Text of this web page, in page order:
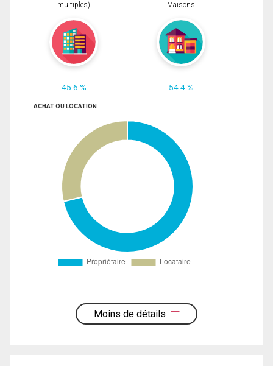
multiples)
45.6 %
Maisons
54.4 %
ACHAT OU LOCATION
Moins de détails